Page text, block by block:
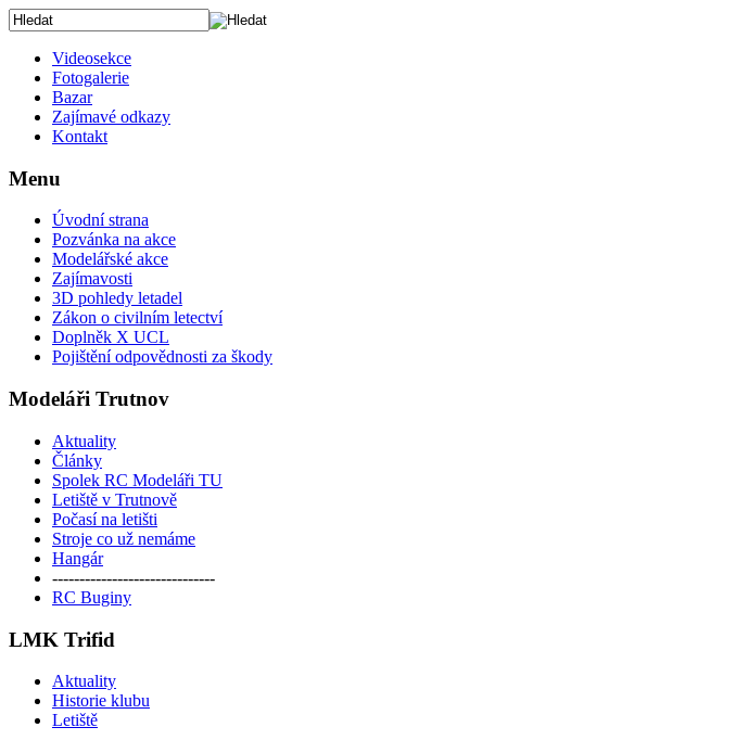
Videosekce
Fotogalerie
Bazar
Zajímavé odkazy
Kontakt
Menu
Úvodní strana
Pozvánka na akce
Modelářské akce
Zajímavosti
3D pohledy letadel
Zákon o civilním letectví
Doplněk X UCL
Pojištění odpovědnosti za škody
Modeláři Trutnov
Aktuality
Články
Spolek RC Modeláři TU
Letiště v Trutnově
Počasí na letišti
Stroje co už nemáme
Hangár
------------------------------
RC Buginy
LMK Trifid
Aktuality
Historie klubu
Letiště